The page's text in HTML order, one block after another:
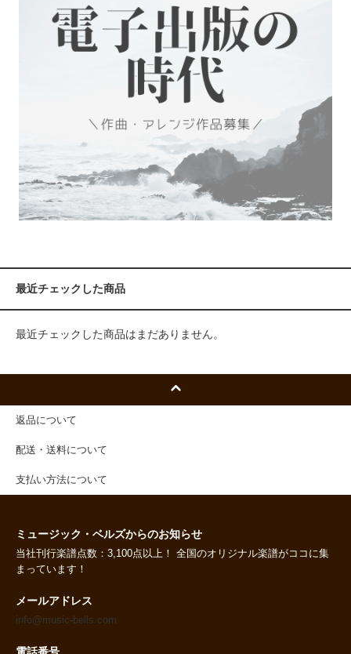
最近チェックした商品
最近チェックした商品はまだありません。
返品について
配送・送料について
支払い方法について
ミュージック・ベルズからのお知らせ
当社刊行楽譜点数：3,100点以上！ 全国のオリジナル楽譜がココに集
まっています！
メールアドレス
info@music-bells.com
電話番号